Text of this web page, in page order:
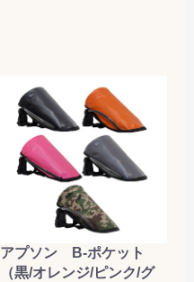
アプソン B-ポケット
（黒/オレンジ/ピンク/グ